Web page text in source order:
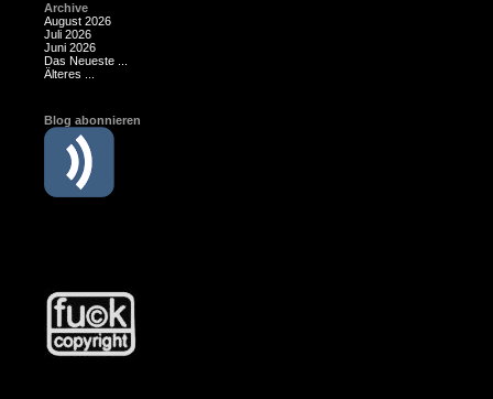
Archive
August 2026
Juli 2026
Juni 2026
Das Neueste ...
Älteres ...
Blog abonnieren